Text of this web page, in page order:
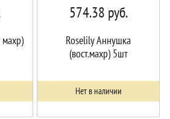
махр)
574.38 руб.
Roselily Аннушка
(вост.махр) 5шт
Нет в наличии